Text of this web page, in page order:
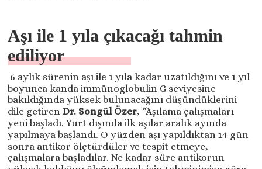
Aşı ile 1 yıla çıkacağı tahmin
ediliyor
6 aylık sürenin aşı ile 1 yıla kadar uzatıldığını ve 1 yıl
boyunca kanda immünoglobulin G seviyesine
bakıldığında yüksek bulunacağını düşündüklerini
dile getirenDr. Songül Özer, “Aşılama çalışmaları
yeni başladı. Yurt dışında ilk aşılar aralık ayında
yapılmaya başlandı. O yüzden aşı yapıldıktan 14 gün
sonra antikor ölçtürdüler ve tespit etmeye,
çalışmalara başladılar. Ne kadar süre antikorun